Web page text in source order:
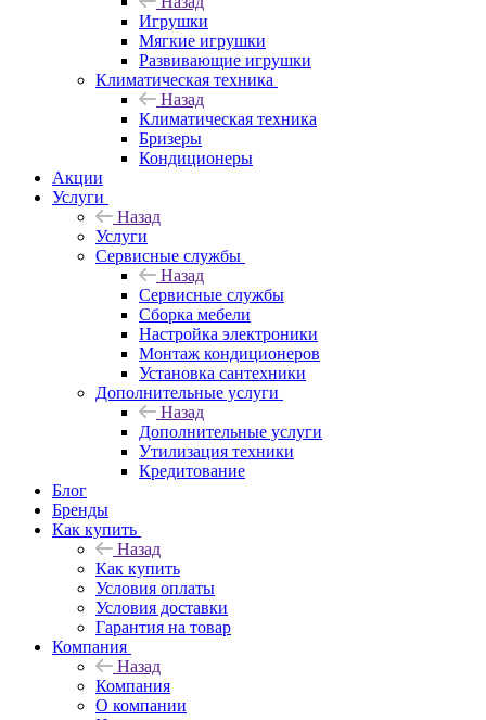
Игрушки
Мягкие игрушки
Развивающие игрушки
Климатическая техника
Назад
Климатическая техника
Бризеры
Кондиционеры
Акции
Услуги
Назад
Услуги
Сервисные службы
Назад
Сервисные службы
Сборка мебели
Настройка электроники
Монтаж кондиционеров
Установка сантехники
Дополнительные услуги
Назад
Дополнительные услуги
Утилизация техники
Кредитование
Блог
Бренды
Как купить
Назад
Как купить
Условия оплаты
Условия доставки
Гарантия на товар
Компания
Назад
Компания
О компании